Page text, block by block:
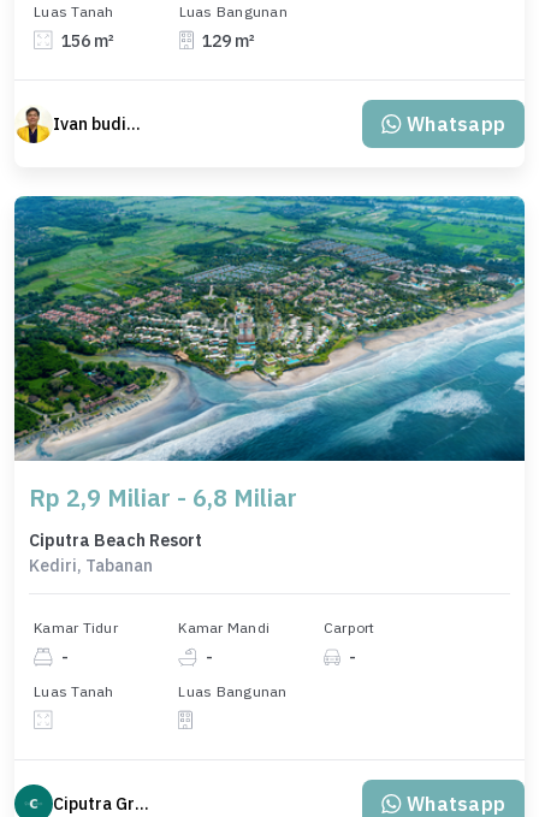
Luas Tanah
156 m²
Luas Bangunan
129 m²
Ivan budiman Whatsapp
Rp 2,9 Miliar - 6,8 Miliar
Ciputra Beach Resort
Kediri, Tabanan
Kamar Tidur
-
Kamar Mandi
-
Carport
-
Luas Tanah Luas Bangunan
Ciputra Group Whatsapp